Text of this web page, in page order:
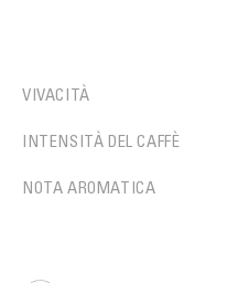
VIVACITÀ
INTENSITÀ DEL CAFFÈ
NOTA AROMATICA